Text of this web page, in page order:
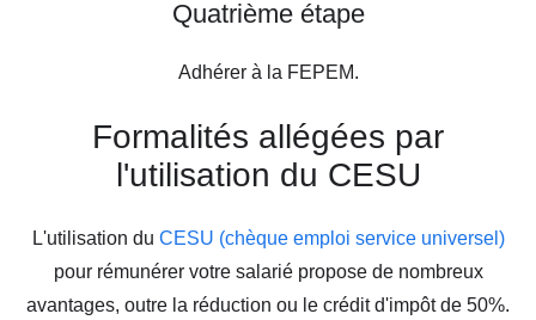
Quatrième étape
Adhérer à la FEPEM.
Formalités allégées par
l'utilisation du CESU
L'utilisation du CESU (chèque emploi service universel)
pour rémunérer votre salarié propose de nombreux
avantages, outre la réduction ou le crédit d'impôt de 50%.